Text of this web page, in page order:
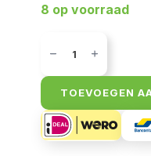
8 op voorraad
Dieetmenu
Paard
&
Aardappel
2
x
400
TOEVOEGEN